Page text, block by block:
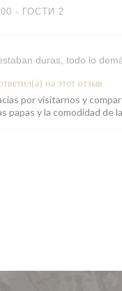
- ГОСТИ 2
duras, todo lo
на этот отзыв
por visitarnos y
papas y la comodidad de